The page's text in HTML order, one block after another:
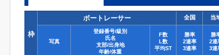
枠
ボートレーサー 全国 当
写真
登録番号/級別
氏名
支部/出身地
年齢/体重
F数
L数
平均ST
勝率
2連率
3連率
勝
2連
3連